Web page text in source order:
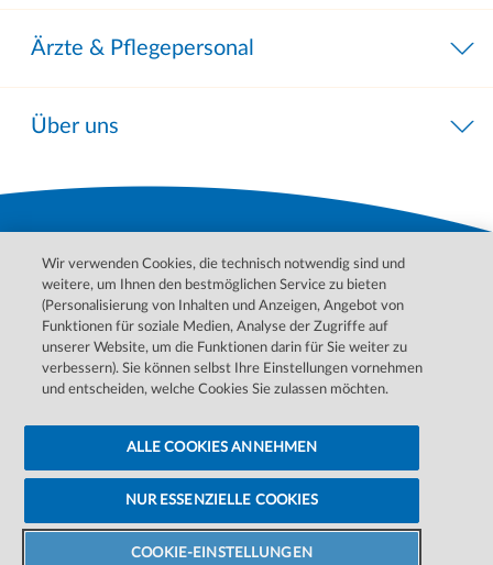
Zentrum
Ärzte & Pflegepersonal
Über uns
Bitte wenden Sie sich für Behandlungen, Diagnosen und
Informationen zu Ihren Erkrankungen an Ihren Arzt. Im Notfall
Datenschutzerklärung
Barrierefreiheitserklärung
Cookie-Hinweise
Impressum
Cookie-Einstellungen ändern
Wir verwenden Cookies, die technisch notwendig sind und
weitere, um Ihnen den bestmöglichen Service zu bieten
(Personalisierung von Inhalten und Anzeigen, Angebot von
Funktionen für soziale Medien, Analyse der Zugriffe auf
unserer Website, um die Funktionen darin für Sie weiter zu
verbessern). Sie können selbst Ihre Einstellungen vornehmen
und entscheiden, welche Cookies Sie zulassen möchten.
COOKIE-EINSTELLUNGEN
NUR ESSENZIELLE COOKIES
ALLE COOKIES ANNEHMEN